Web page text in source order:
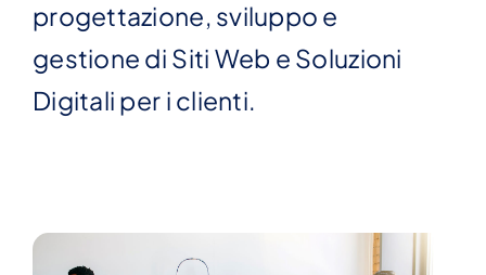
progettazione, sviluppo e
gestione di Siti Web e Soluzioni
Digitali per i clienti.